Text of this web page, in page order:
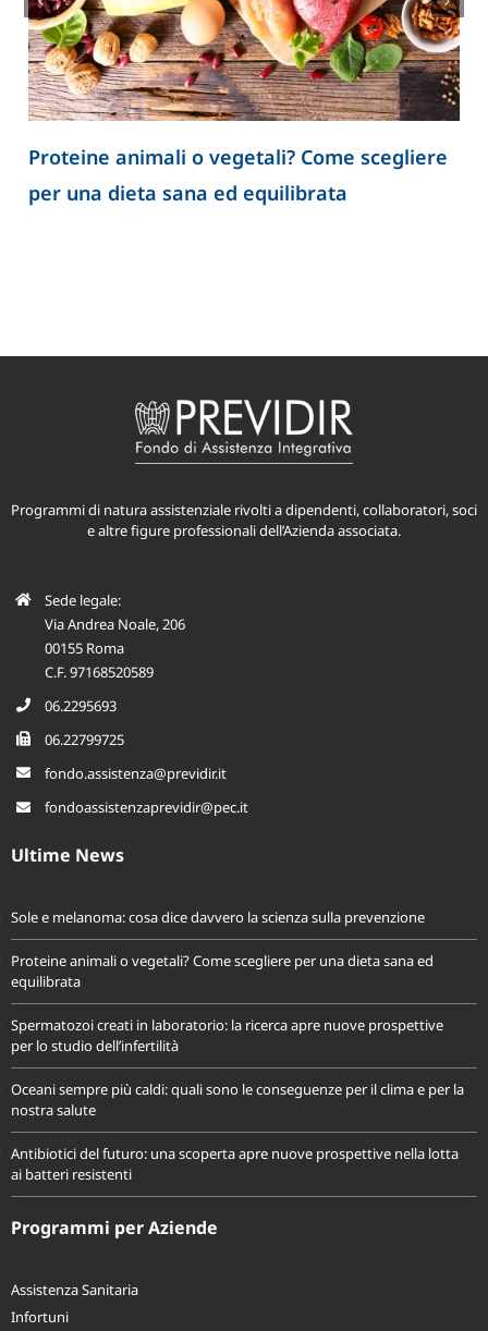
Proteine animali o vegetali? Come scegliere
per una dieta sana ed equilibrata
Programmi di natura assistenziale rivolti a dipendenti, collaboratori, soci
e altre figure professionali dell’Azienda associata.
Sede legale:
Via Andrea Noale, 206
00155 Roma
C.F. 97168520589
06.2295693
06.22799725
fondo.assistenza@previdir.it
fondoassistenzaprevidir@pec.it
Ultime News
Sole e melanoma: cosa dice davvero la scienza sulla prevenzione
Proteine animali o vegetali? Come scegliere per una dieta sana ed
equilibrata
Spermatozoi creati in laboratorio: la ricerca apre nuove prospettive
per lo studio dell’infertilità
Oceani sempre più caldi: quali sono le conseguenze per il clima e per la
nostra salute
Antibiotici del futuro: una scoperta apre nuove prospettive nella lotta
ai batteri resistenti
Programmi per Aziende
Assistenza Sanitaria
Infortuni